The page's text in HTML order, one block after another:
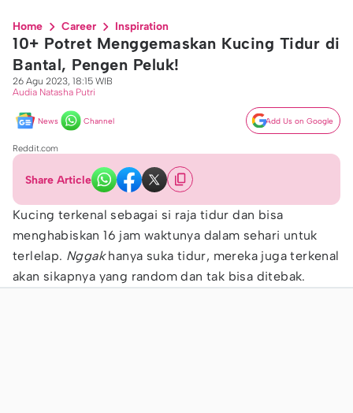
Home Career Inspiration
10+ Potret Menggemaskan Kucing Tidur di
Bantal, Pengen Peluk!
26 Agu 2023, 18:15 WIB
Audia Natasha Putri
News Channel Add Us on Google
Reddit.com
Share Article
Kucing terkenal sebagai si raja tidur dan bisa
menghabiskan 16 jam waktunya dalam sehari untuk
terlelap. Nggakhanya suka tidur, mereka juga terkenal
akan sikapnya yang random dan tak bisa ditebak.